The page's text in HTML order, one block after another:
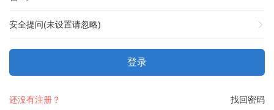
安全提问(未设置请忽略)
登录
找回密码
还没有注册？